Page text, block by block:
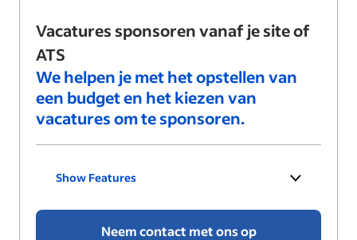
Vacatures sponsoren vanaf je site of
ATS
We helpen je met het opstellen van
een budget en het kiezen van
vacatures om te sponsoren.
Show Features
Neem contact met ons op